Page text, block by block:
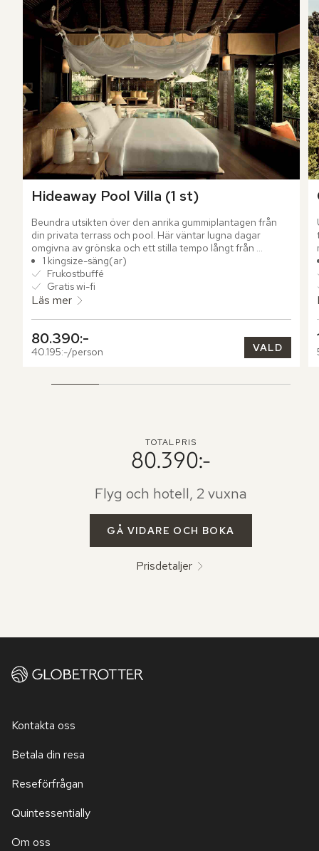
Hideaway Pool Villa (1 st)
Beundra utsikten över den anrika gummiplantagen från
din privata terrass och pool. Här väntar lugna dagar
omgivna av grönska och ett stilla tempo långt från
omvärlden. Den rymliga villan skapar en avskild känsla där
naturen ständigt känns nära.
1 kingsize-säng(ar)
Frukostbuffé
Gratis wi-fi
Läs mer
80.390:-
40.195:-/person VALD
TOTALPRIS
80.390:-
Flyg och hotell, 2 vuxna
GÅ VIDARE OCH BOKA
Prisdetaljer
Kontakta oss
Betala din resa
Reseförfrågan
Quintessentially
Om oss